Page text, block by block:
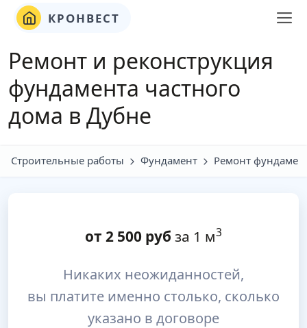
КРОНВЕСТ
Ремонт и реконструкция
фундамента частного
дома в Дубне
Строительные работы Фундамент Ремонт
от 2 500 руб за 1 м3
Никаких неожиданностей,
вы платите именно столько, сколько
указано в договоре